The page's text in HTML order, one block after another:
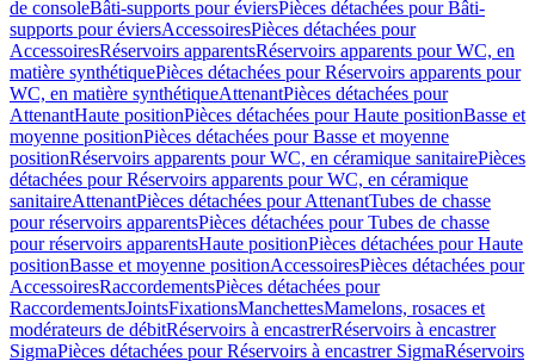
de consoleBâti-supports pour éviersPièces détachées pour Bâti-
supports pour éviersAccessoiresPièces détachées pour
AccessoiresRéservoirs apparentsRéservoirs apparents pour WC, en
matière synthétiquePièces détachées pour Réservoirs apparents pour
WC, en matière synthétiqueAttenantPièces détachées pour
AttenantHaute positionPièces détachées pour Haute positionBasse et
moyenne positionPièces détachées pour Basse et moyenne
positionRéservoirs apparents pour WC, en céramique sanitairePièces
détachées pour Réservoirs apparents pour WC, en céramique
sanitaireAttenantPièces détachées pour AttenantTubes de chasse
pour réservoirs apparentsPièces détachées pour Tubes de chasse
pour réservoirs apparentsHaute positionPièces détachées pour Haute
positionBasse et moyenne positionAccessoiresPièces détachées pour
AccessoiresRaccordementsPièces détachées pour
RaccordementsJointsFixationsManchettesMamelons, rosaces et
modérateurs de débitRéservoirs à encastrerRéservoirs à encastrer
SigmaPièces détachées pour Réservoirs à encastrer SigmaRéservoirs